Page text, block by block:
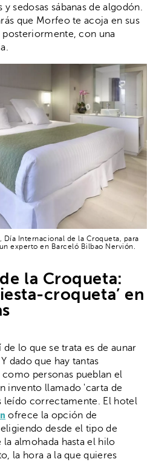
sedosas sábanas de algodón.
que Morfeo te acoja en sus
posteriormente, con una
Día Internacional de la Croqueta, para
experto en Barceló Bilbao Nervión.
la Croqueta:
croqueta’ en
de lo que se trata es de aunar
dado que hay tantas
personas pueblan el
invento llamado 'carta de
leído correctamente. El hotel
ofrece la opción de
desde el tipo de
almohada hasta el hilo
la hora a la que quieres